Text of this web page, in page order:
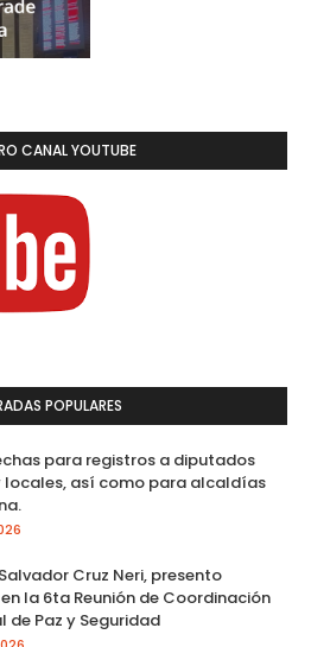
CANAL YOUTUBE
POPULARES
para registros a diputados
locales, así como para alcaldías
Cruz Neri, presento
la 6ta Reunión de Coordinación
de Paz y Seguridad